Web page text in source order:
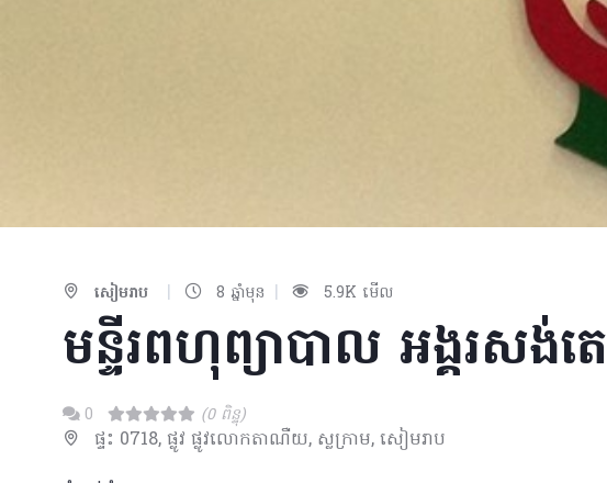
សៀមរាប | 8 ឆ្នាំមុន | 5.9K មើល
មន្ទីរពហុព្យាបាល អង្គរសង់តេ
0 (0 ពិន្ទុ)
ផ្ទះ 0718, ផ្លូវ ផ្លូវលោកតាណឺយ​, ស្លក្រាម, សៀមរាប